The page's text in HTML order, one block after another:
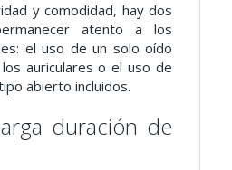
y comodidad, hay dos
atento a los
el uso de un solo oído
auriculares o el uso de
abierto incluidos.
duración de